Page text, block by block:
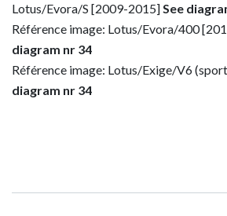
Lotus/Evora/S [2009-2015]See
Référence image: Lotus/Evora/400
diagram nr 34
Référence image: Lotus/Exige/V6
diagram nr 34